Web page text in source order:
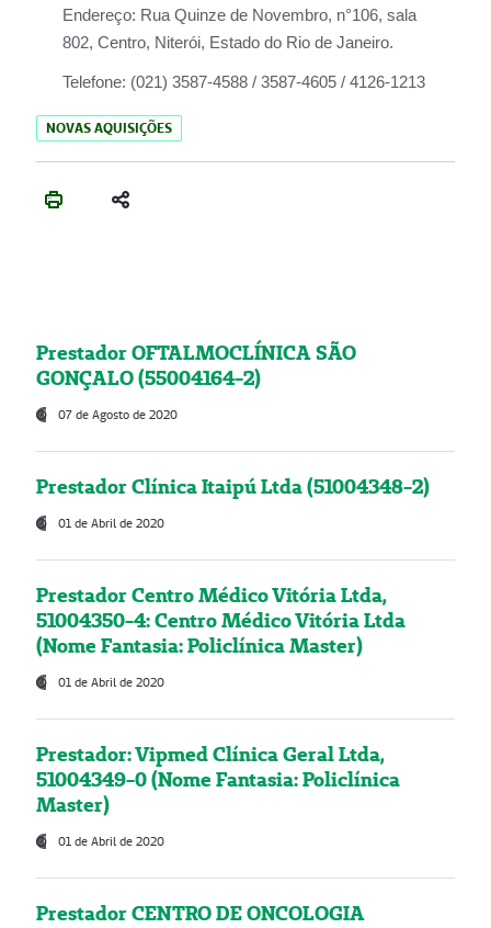
Endereço: Rua Quinze de Novembro, n°106, sala
802, Centro, Niterói, Estado do Rio de Janeiro.
Telefone: (021) 3587-4588 / 3587-4605 / 4126-1213
NOVAS AQUISIÇÕES
Prestador OFTALMOCLÍNICA SÃO
GONÇALO (55004164-2)
07 de Agosto de 2020
Prestador Clínica Itaipú Ltda (51004348-2)
01 de Abril de 2020
Prestador Centro Médico Vitória Ltda,
51004350-4: Centro Médico Vitória Ltda
(Nome Fantasia: Policlínica Master)
01 de Abril de 2020
Prestador: Vipmed Clínica Geral Ltda,
51004349-0 (Nome Fantasia: Policlínica
Master)
01 de Abril de 2020
Prestador CENTRO DE ONCOLOGIA